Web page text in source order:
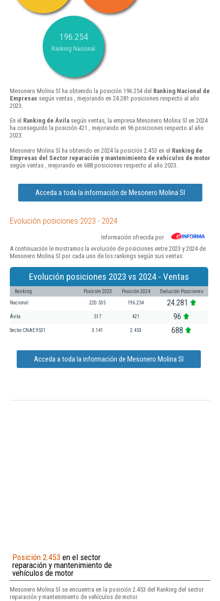
196.254
Ranking Nacional
Mesonero Molina Sl ha obtenido la posición 196.254 del Ranking Nacional de
Empresas según ventas , mejorando en 24.281 posiciones respecto al año
2023.
En el Ranking de Ávila según ventas, la empresa Mesonero Molina Sl en 2024
ha conseguido la posición 421 , mejorando en 96 posiciones respecto al año
2023.
Mesonero Molina Sl ha obtenido en 2024 la posición 2.453 en el Ranking de
Empresas del Sector reparación y mantenimiento de vehículos de motor
según ventas , mejorando en 688 posiciones respecto al año 2023.
Acceda a toda la información de Mesonero Molina Sl
Evolución posiciones 2023 - 2024
Información ofrecida por
A continuación le mostramos la evolución de posiciones entre 2023 y 2024 de
Mesonero Molina Sl por cada uno de los rankings según sus ventas:
Evolución posiciones 2023 vs 2024 - Ventas
Ranking Posición 2023 Posición 2024 Evolución Posiciones
Nacional 220.535 196.254 24.281
Ávila 517 421 96
Sector CNAE 9531 3.141 2.453 688
Acceda a toda la información de Mesonero Molina Sl
Posición 2.453 en el sector
reparación y mantenimiento de
vehículos de motor
Mesonero Molina Sl se encuentra en la posición 2.453 del Ranking del sector
reparación y mantenimiento de vehículos de motor.